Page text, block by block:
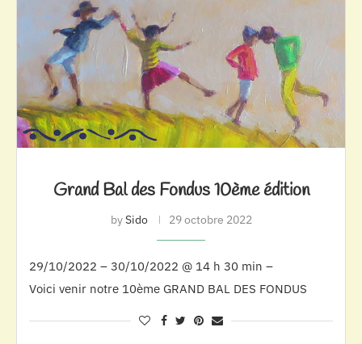
Grand Bal des Fondus 10ème édition
bySido 29 octobre 2022
29/10/2022 – 30/10/2022 @ 14 h 30 min –
Voici venir notre 10ème GRAND BAL DES FONDUS